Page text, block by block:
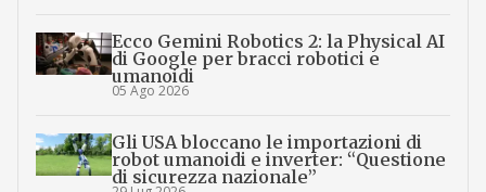
Ecco Gemini Robotics 2: la Physical AI
di Google per bracci robotici e
umanoidi
05 Ago 2026
Gli USA bloccano le importazioni di
robot umanoidi e inverter: “Questione
di sicurezza nazionale”